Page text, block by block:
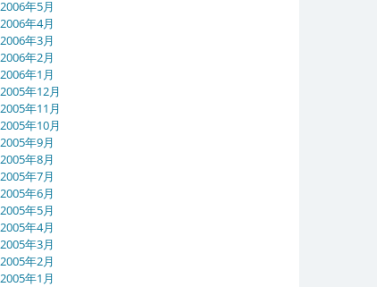
2006年5月
2006年4月
2006年3月
2006年2月
2006年1月
2005年12月
2005年11月
2005年10月
2005年9月
2005年8月
2005年7月
2005年6月
2005年5月
2005年4月
2005年3月
2005年2月
2005年1月